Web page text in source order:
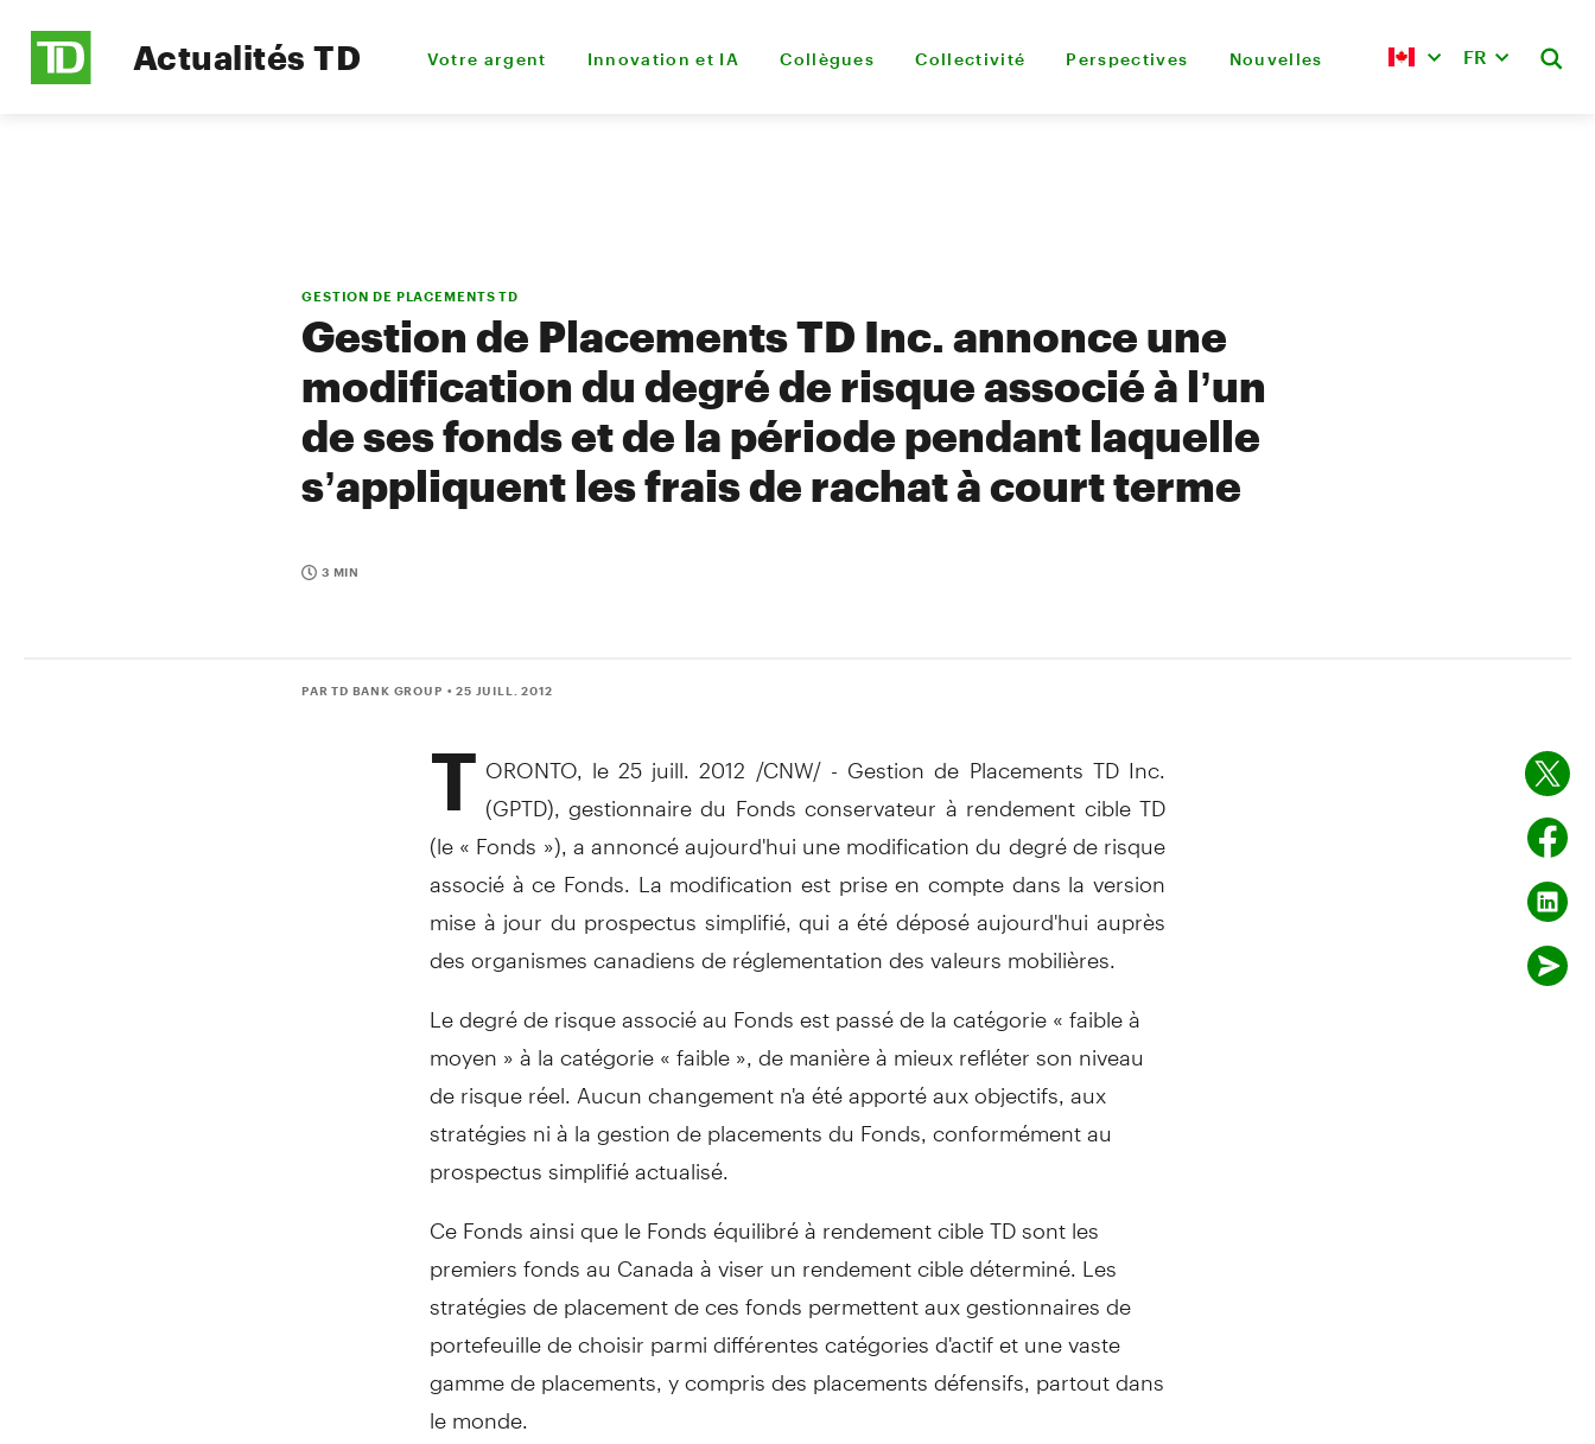
Actualités TD Votre argent Innovation et IA Collègues Collectivité Perspectives Nouvelles FR
GESTION DE PLACEMENTS TD
Gestion de Placements TD Inc. annonce une
modification du degré de risque associé à l’un
de ses fonds et de la période pendant laquelle
s’appliquent les frais de rachat à court terme
3 MIN
PAR TD BANK GROUP • 25 JUILL. 2012
T ORONTO, le 25 juill. 2012 /CNW/ - Gestion de Placements TD Inc.
(GPTD), gestionnaire du Fonds conservateur à rendement cible TD
(le « Fonds »), a annoncé aujourd'hui une modification du degré de risque
associé à ce Fonds. La modification est prise en compte dans la version
mise à jour du prospectus simplifié, qui a été déposé aujourd'hui auprès
des organismes canadiens de réglementation des valeurs mobilières.
Le degré de risque associé au Fonds est passé de la catégorie « faible à
moyen » à la catégorie « faible », de manière à mieux refléter son niveau
de risque réel. Aucun changement n'a été apporté aux objectifs, aux
stratégies ni à la gestion de placements du Fonds, conformément au
prospectus simplifié actualisé.
Ce Fonds ainsi que le Fonds équilibré à rendement cible TD sont les
premiers fonds au Canada à viser un rendement cible déterminé. Les
stratégies de placement de ces fonds permettent aux gestionnaires de
portefeuille de choisir parmi différentes catégories d'actif et une vaste
gamme de placements, y compris des placements défensifs, partout dans
le monde.